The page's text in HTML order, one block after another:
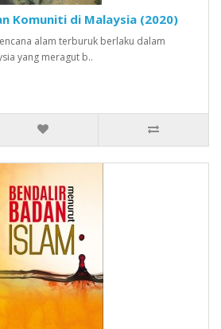
Komuniti di Malaysia (2020)
alam terburuk berlaku dalam
yang meragut b..